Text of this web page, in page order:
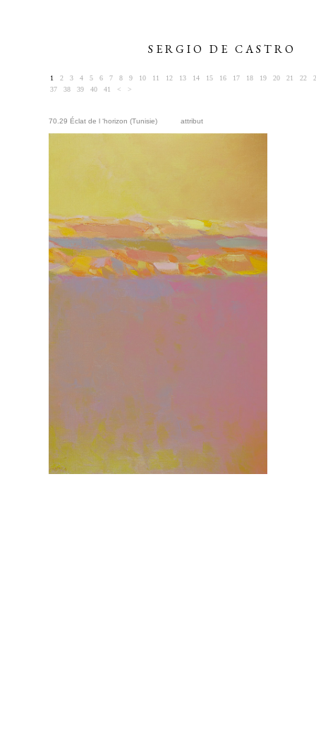
SERGIO DE CASTRO
1 2 3 4 5 6 7 8 9 10 11 12 13 14 15 16 17 18 19 20 21 22
37
38 39 40 41 < >
70.29 Éclat de l ‘horizon (Tunisie) attribut